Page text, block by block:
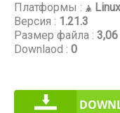
Платформы :
Linux
Версия : 1.21.3
Размер файла :
Downlaod : 0